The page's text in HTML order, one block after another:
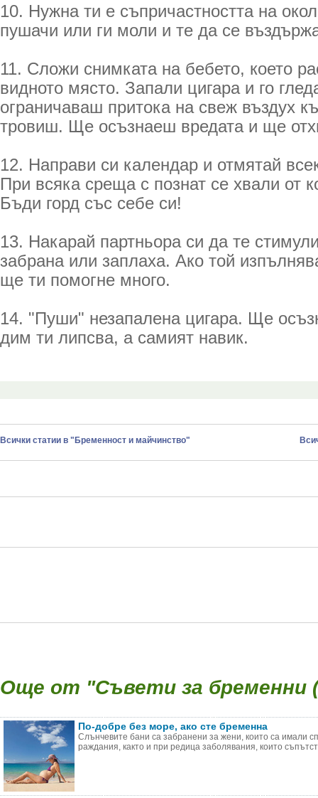
10. Нужна ти е съпричастността на
пушачи или ги моли и те да се
11. Сложи снимката на бебето, което
видното място. Запали цигара и го
ограничаваш притока на свеж въздух
тровиш. Ще осъзнаеш вредата и ще
12. Направи си календар и отмятай
При всяка среща с познат се хвали от
Бъди горд със себе си!
13. Накарай партньора си да те
забрана или заплаха. Ако той
ще ти помогне много.
14. "Пуши" незапалена цигара. Ще
дим ти липсва, а самият навик.
Всички статии в "Бременност и майчинство"
Още от "Съвети за бременни
По-добре без море, ако сте бременна
Слънчевите бани са забранени за жени, които са имали
раждания, както и при редица заболявания, които